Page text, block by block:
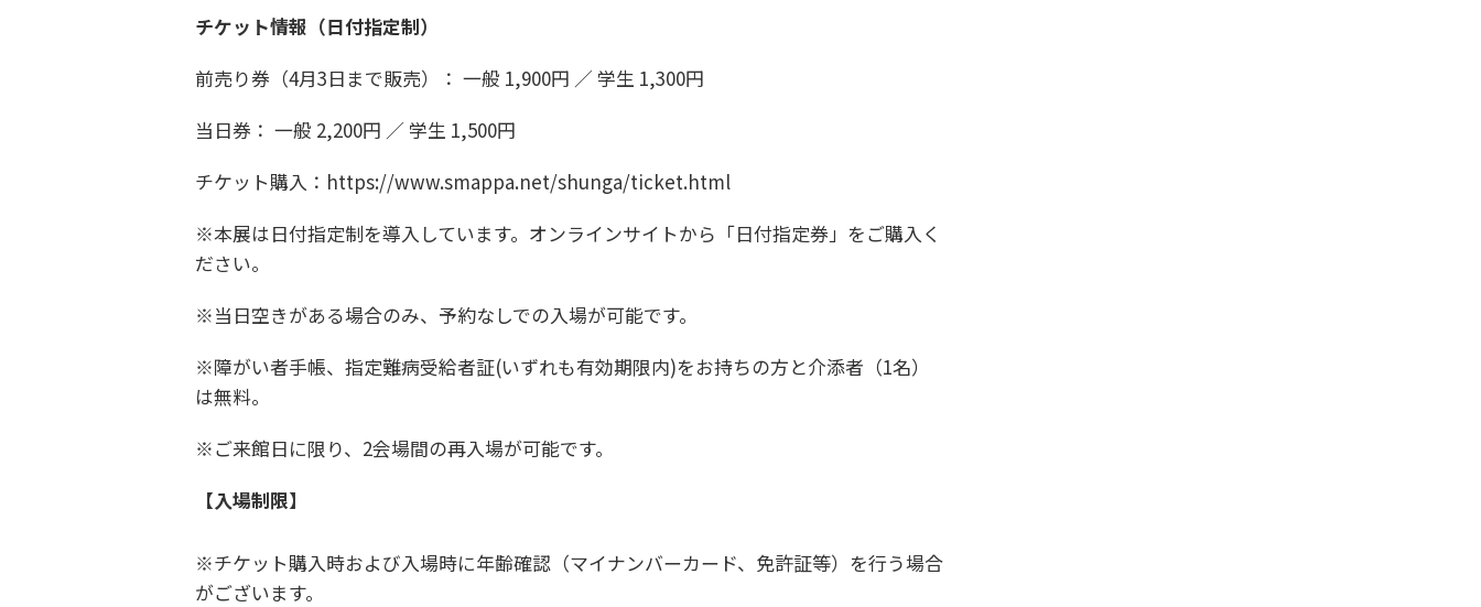
チケット情報（日付指定制）
前売り券（4月3日まで販売）： 一般 1,900円 ／ 学生 1,300円
当日券： 一般 2,200円 ／ 学生 1,500円
チケット購入：https://www.smappa.net/shunga/ticket.html
※本展は日付指定制を導入しています。オンラインサイトから「日付指定券」をご購入く
ださい。
※当日空きがある場合のみ、予約なしでの入場が可能です。
※障がい者手帳、指定難病受給者証(いずれも有効期限内)をお持ちの方と介添者（1名）
は無料。
※ご来館日に限り、2会場間の再入場が可能です。
【入場制限】
※チケット購入時および入場時に年齢確認（マイナンバーカード、免許証等）を行う場合
がございます。